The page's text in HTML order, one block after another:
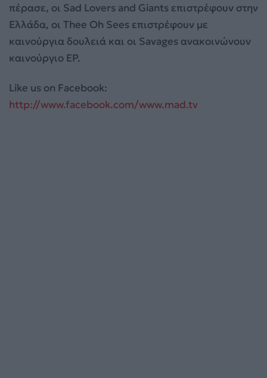
πέρασε, οι Sad Lovers and Giants επιστρέφουν στην
Ελλάδα, οι Thee Oh Sees επιστρέφουν με
καινούργια δουλειά και οι Savages ανακοινώνουν
καινούργιο EP.
Like us on Facebook:
http://www.facebook.com/www.mad.tv